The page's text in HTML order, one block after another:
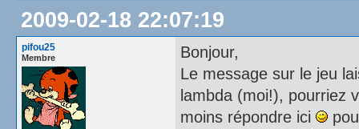
2009-02-18 22:07:19
pifou25
Membre
Bonjour,
Le message sur le jeu
lambda (moi!), pourriez
moins répondre ici